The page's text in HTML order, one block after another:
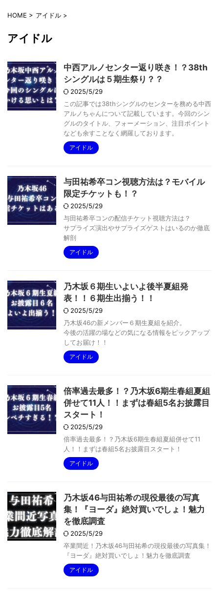
HOME > アイドル >
アイドル
中西アルノセンター返り咲き！？38th
シングルは５期生祭り？？
2025/5/29
この記事では38thシングルのセンターを務める中西
アルノちゃんについて記載しています。今回のシン
グルのタイトル、フォーメーション、注目ポイント
なども余すことなく網羅しております。
アイドル
与田祐希卒コン視聴方法は？モバイル
限定チケットも！？
2025/5/29
与田祐希卒コンの配信チケット視聴方法は？
サプライズ演出やサプライズゲストはいるのか徹底
解剖
アイドル
乃木坂６期生いよいよ後半夏組発
表！！６期生出揃う！！
2025/5/29
乃木坂46の新メンバー６期生夏組を紹介。
今後の活躍の場などの気になる情報をピックアップ
してお届け！！
アイドル
倍率過去最多！？乃木坂6期生春組夏組
併せて11人！！まずは春組5名お披露目
スタート！
2025/5/29
倍率過去最多！？乃木坂6期生春組夏組併せて11
人！！まずは春組5名お披露目スタート！
アイドル
乃木坂46与田祐希の現役最後の写真
集！『ヨーダ』絶対買いでしょ！魅力
を徹底調査
2025/5/29
卒業間近！乃木坂46与田祐希の現役最後の写真集！
『ヨーダ』絶対買いでしょ！魅力を徹底調査
アイドル